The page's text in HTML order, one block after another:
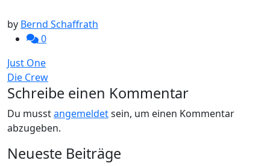
by Bernd Schaffrath
0
Beitragsnavigation
Just One
Die Crew
Schreibe einen Kommentar
Du musstangemeldetsein, um einen Kommentar
abzugeben.
Neueste Beiträge